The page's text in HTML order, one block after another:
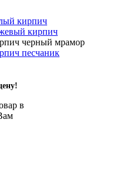
кирпич
кирпич
черный мрамор
песчаник
в